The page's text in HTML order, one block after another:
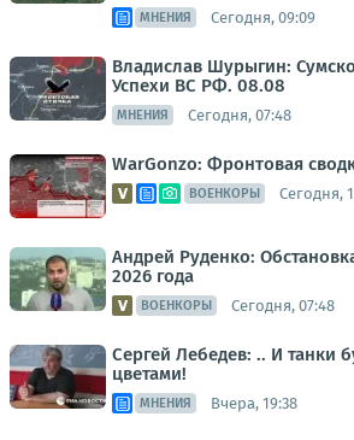
МНЕНИЯ Сегодня, 09:09
Владислав Шурыгин:
Успехи ВС РФ. 08.08
МНЕНИЯ Сегодня, 07:48
WarGonzo: Фронтовая
ВОЕНКОРЫ Сегодня,
Андрей Руденко:
2026 года
ВОЕНКОРЫ Сегодня, 07:48
Сергей Лебедев: .. И танки
цветами!
МНЕНИЯ Вчера, 19:38